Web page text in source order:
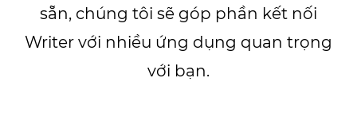
sẵn, chúng tôi sẽ góp phần kết nối
Writer với nhiều ứng dụng quan trọng
với bạn.